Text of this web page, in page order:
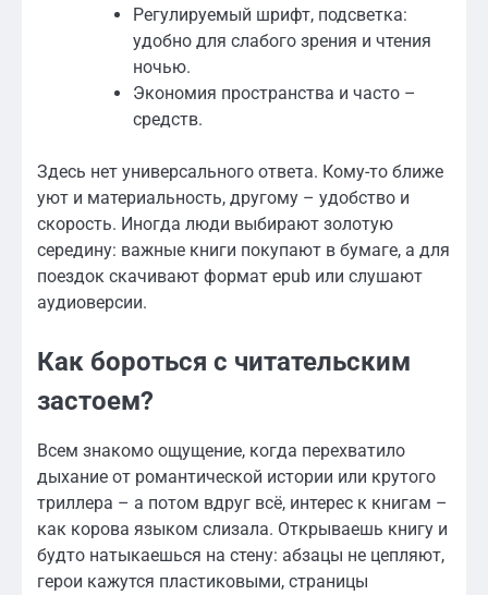
Регулируемый шрифт, подсветка:
удобно для слабого зрения и чтения
ночью.
Экономия пространства и часто –
средств.
Здесь нет универсального ответа. Кому-то ближе
уют и материальность, другому – удобство и
скорость. Иногда люди выбирают золотую
середину: важные книги покупают в бумаге, а для
поездок скачивают формат epub или слушают
аудиоверсии.
Как бороться с читательским
застоем?
Всем знакомо ощущение, когда перехватило
дыхание от романтической истории или крутого
триллера – а потом вдруг всё, интерес к книгам –
как корова языком слизала. Открываешь книгу и
будто натыкаешься на стену: абзацы не цепляют,
герои кажутся пластиковыми, страницы